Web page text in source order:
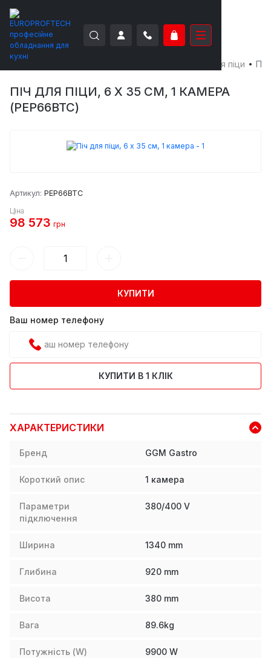
EUROPROFTECH Печі для піци
ПІЧ ДЛЯ ПІЦИ, 6 Х 35 СМ, 1 КАМЕРА
(PEP66BTC)
Артикул: PEP66BTC
Ціна
98 573 грн
КУПИТИ
Ваш номер телефону
КУПИТИ В 1 КЛІК
ХАРАКТЕРИСТИКИ
Бренд GGM Gastro
Короткий опис 1 камера
Параметри
підключення
380/400 V
Ширина 1340 mm
Глибина 920 mm
Висота 380 mm
Вага 89.6kg
Потужність (W) 9900 W